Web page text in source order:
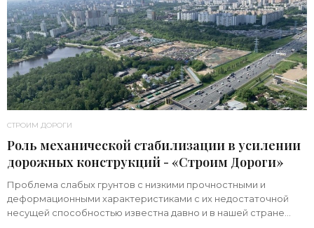
СТРОИМ ДОРОГИ
Роль механической стабилизации в усилении
дорожных конструкций - «Строим Дороги»
Проблема слабых грунтов с низкими прочностными и
деформационными характеристиками с их недостаточной
несущей способностью известна давно и в нашей стране